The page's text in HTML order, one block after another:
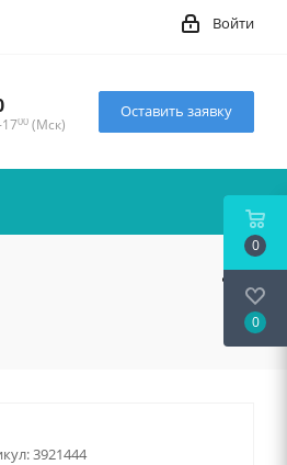
Войти
00 (Мск)
Оставить заявку
3921444
0
0